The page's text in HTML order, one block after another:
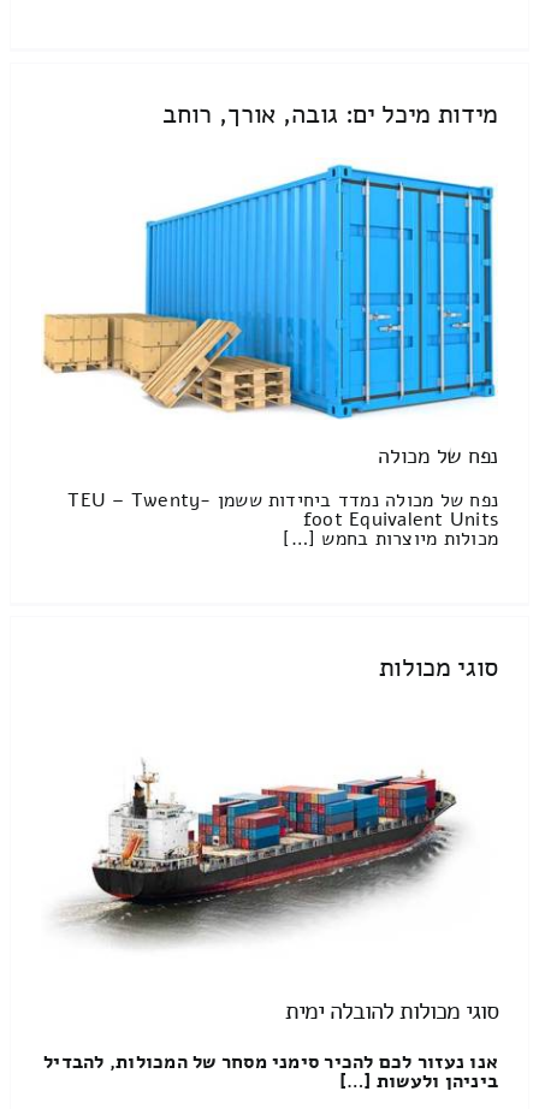
מידות מיכל ים: גובה, אורך, רוחב
נפח של מכולה
נפח של מכולה נמדד ביחידות ששמן TEU – Twenty-
foot Equivalent Units
מכולות מיוצרות בחמש […]
סוגי מכולות
סוגי מכולות להובלה ימית
אנו נעזור לכם להכיר סימני מסחר של המכולות, להבדיל
ביניהן ולעשות […]